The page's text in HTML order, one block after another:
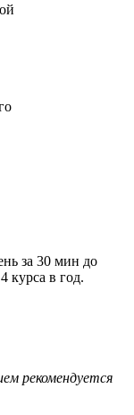
за 30 мин до
курса в год.
рекомендуется